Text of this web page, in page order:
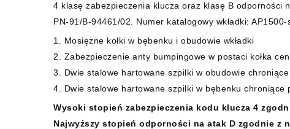
4 klasę zabezpieczenia klucza oraz klasę B odporności
PN-91/B-94461/02. Numer katalogowy wkładki: AP1500-
1. Mosiężne kołki w bębenku i obudowie wkładki
2. Zabezpieczenie anty bumpingowe w postaci kołka
3. Dwie stalowe hartowane szpilki w obudowie
4. Dwie stalowe hartowane szpilki w bębenku chroniące
Wysoki stopień zabezpieczenia kodu klucza 4
Najwyższy stopień odporności na atak D zgodnie z